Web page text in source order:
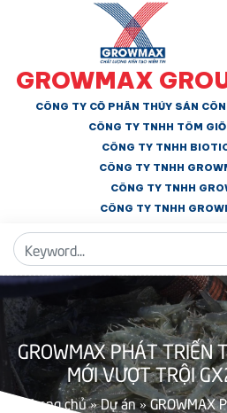
GROWMAX
CÔNG TY CỔ PHẦN THỦY SẢN
CÔNG TY TNHH TÔM
CÔNG TY TNHH
CÔNG TY TNHH
CÔNG TY TNHH
CÔNG TY TNHH
GROWMAX PHÁT TRIỂN
MỚI VƯỢT TRỘI
Trang chủ»Dự án»GROWMAX